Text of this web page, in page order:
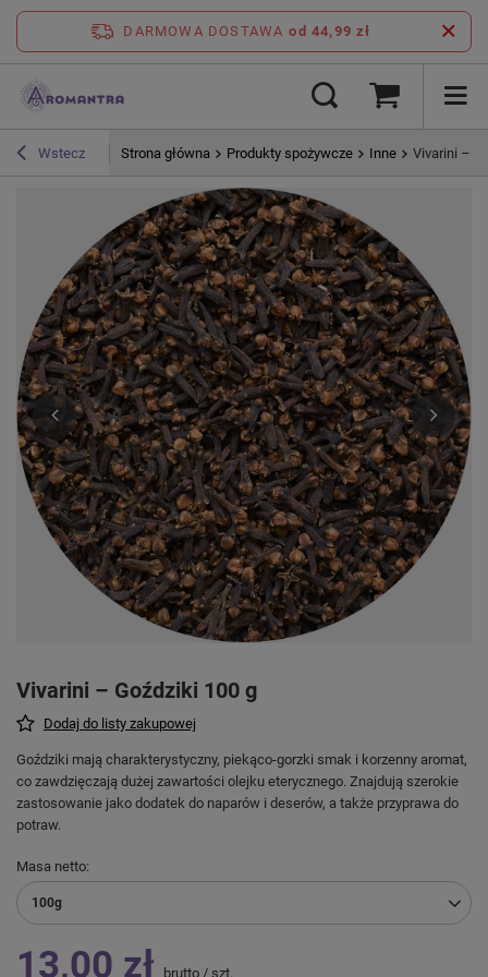
DARMOWA DOSTAWA od 44,99 zł
Wstecz Strona główna Produkty spożywcze Inne Vivarini –
Vivarini – Goździki 100 g
Dodaj do listy zakupowej
Goździki mają charakterystyczny, piekąco-gorzki smak i korzenny aromat,
co zawdzięczają dużej zawartości olejku eterycznego. Znajdują szerokie
zastosowanie jako dodatek do naparów i deserów, a także przyprawa do
potraw.
Masa netto
100g
13,00 zł brutto / szt.